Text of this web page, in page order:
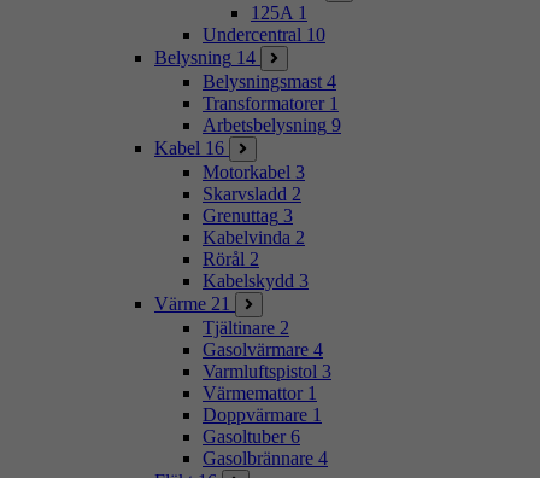
125A 1
Undercentral 10
Belysning 14
Belysningsmast 4
Transformatorer 1
Arbetsbelysning 9
Kabel 16
Motorkabel 3
Skarvsladd 2
Grenuttag 3
Kabelvinda 2
Rörål 2
Kabelskydd 3
Värme 21
Tjältinare 2
Gasolvärmare 4
Varmluftspistol 3
Värmemattor 1
Doppvärmare 1
Gasoltuber 6
Gasolbrännare 4